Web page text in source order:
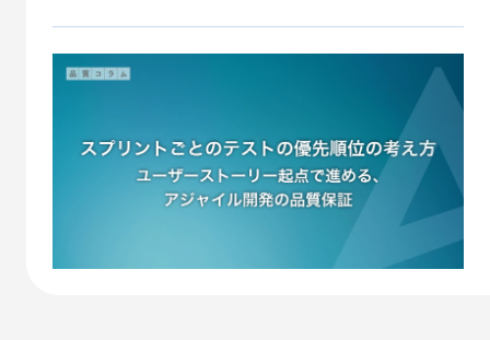
AGESTの強み
セミナー・イベント
事例紹介